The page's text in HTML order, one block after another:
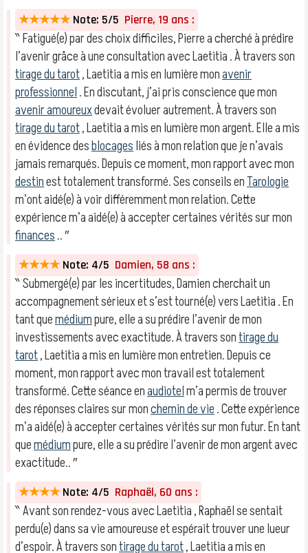
★★★★★ Note: 5/5 Pierre, 19 ans :
‶ Fatigué(e) par des choix difficiles, Pierre a cherché à prédire
l’avenir grâce à une consultation avec Laetitia . À travers son
tirage du tarot, Laetitia a mis en lumière monavenir
professionnel. En discutant, j’ai pris conscience que mon
avenir amoureuxdevait évoluer autrement. À travers son
tirage du tarot, Laetitia a mis en lumière mon argent. Elle a mis
en évidence desblocagesliés à mon relation que je n’avais
jamais remarqués. Depuis ce moment, mon rapport avec mon
destinest totalement transformé. Ses conseils enTarologie
m’ont aidé(e) à voir différemment mon relation. Cette
expérience m’a aidé(e) à accepter certaines vérités sur mon
finances.. ″
★★★★ Note: 4/5 Damien, 58 ans :
‶ Submergé(e) par les incertitudes, Damien cherchait un
accompagnement sérieux et s’est tourné(e) vers Laetitia . En
tant quemédiumpure, elle a su prédire l’avenir de mon
investissements avec exactitude. À travers sontirage du
tarot, Laetitia a mis en lumière mon entretien. Depuis ce
moment, mon rapport avec mon travail est totalement
transformé. Cette séance enaudiotelm’a permis de trouver
des réponses claires sur monchemin de vie. Cette expérience
m’a aidé(e) à accepter certaines vérités sur mon futur. En tant
quemédiumpure, elle a su prédire l’avenir de mon argent avec
exactitude.. ″
★★★★ Note: 4/5 Raphaël, 60 ans :
‶ Avant son rendez-vous avec Laetitia , Raphaël se sentait
perdu(e) dans sa vie amoureuse et espérait trouver une lueur
d’espoir. À travers sontirage du tarot, Laetitia a mis en